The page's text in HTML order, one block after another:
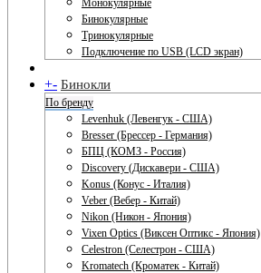
Монокулярные
Бинокулярные
Тринокулярные
Подключение по USB (LCD экран)
+- Бинокли
По бренду
Levenhuk (Левенгук - США)
Bresser (Брессер - Германия)
БПЦ (КОМЗ - Россия)
Discovery (Дискавери - США)
Konus (Конус - Италия)
Veber (Вебер - Китай)
Nikon (Никон - Япония)
Vixen Optics (Виксен Оптикс - Япония)
Celestron (Селестрон - США)
Kromatech (Кроматек - Китай)